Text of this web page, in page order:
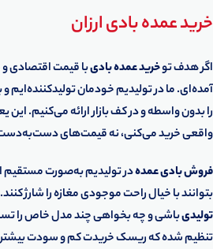
خرید عمده بادی ارزان
اگر هدف توخرید عمده بادیبا قیمت اقتصادی
آمده‌ای. ما در تولیدیم خودمان تولیدکننده‌ایم
را بدون واسطه و در کف بازار ارائه می‌کنیم. این
واقعی خرید می‌کنی، نه قیمت‌های
فروش بادی عمدهدر تولیدیم به‌صورت
بتوانند با خیال راحت موجودی مغازه را شارژ
تولیدیباشی و چه بخواهی چند مدل خاص را
تنظیم شده که ریسک خریدت کم و سودت